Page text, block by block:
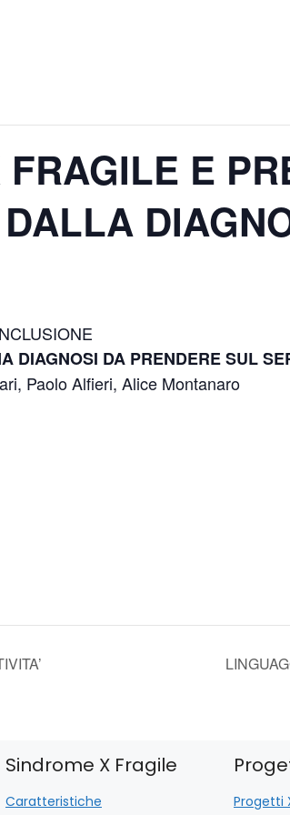
E
DIAGNOSI DA PRENDERE SUL
Paolo Alfieri, Alice Montanaro
Sindrome X Fragile
Caratteristiche Progetti